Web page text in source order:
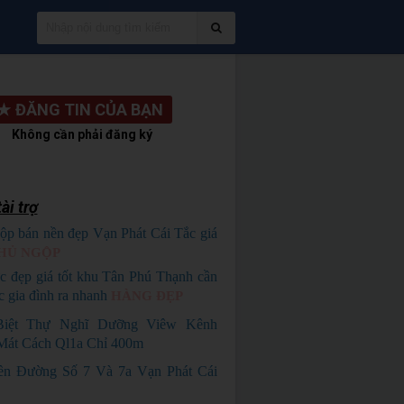
ĐĂNG TIN CỦA BẠN
Không cần phải đăng ký
trợ
bán nền đẹp Vạn Phát Cái Tắc giá
đẹp giá tốt khu Tân Phú Thạnh cần
gia đình ra nhanh
Thự Nghĩ Dưỡng Viêw Kênh
Cách Ql1a Chỉ 400m
Đường Số 7 Và 7a Vạn Phát Cái